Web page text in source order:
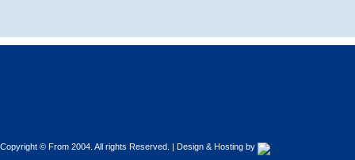
Copyright © From 2004. All rights Reserved. | Design & Hosting by